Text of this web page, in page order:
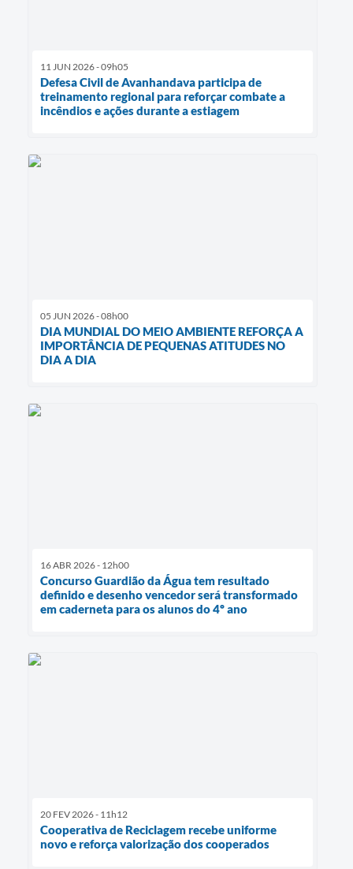
11 JUN 2026 - 09h05
Defesa Civil de Avanhandava participa de
treinamento regional para reforçar combate a
incêndios e ações durante a estiagem
05 JUN 2026 - 08h00
DIA MUNDIAL DO MEIO AMBIENTE REFORÇA A
IMPORTÂNCIA DE PEQUENAS ATITUDES NO
DIA A DIA
16 ABR 2026 - 12h00
Concurso Guardião da Água tem resultado
definido e desenho vencedor será transformado
em caderneta para os alunos do 4º ano
20 FEV 2026 - 11h12
Cooperativa de Reciclagem recebe uniforme
novo e reforça valorização dos cooperados